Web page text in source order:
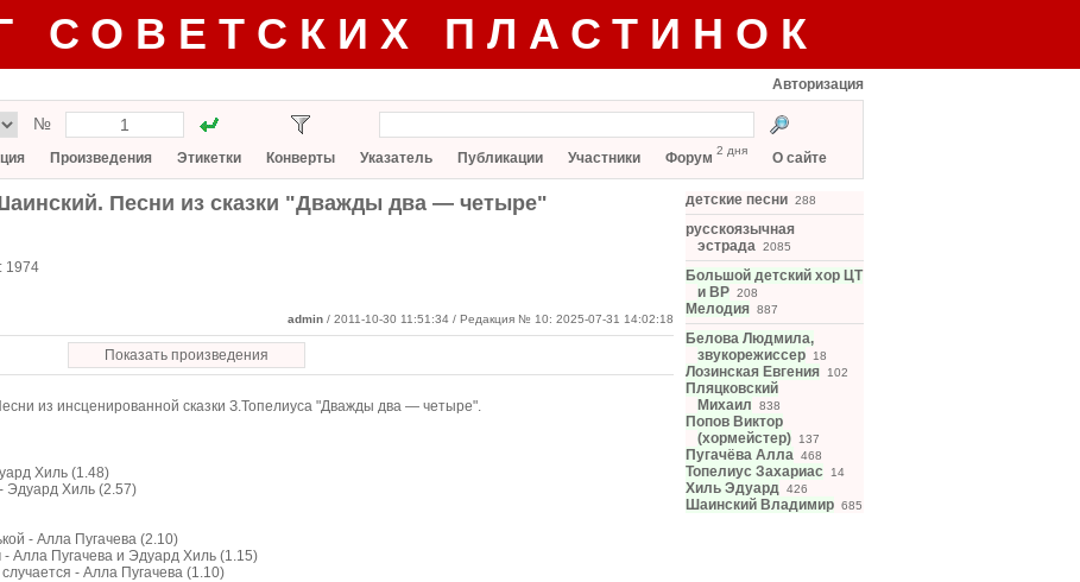
СОВЕТСКИХ ПЛАСТИНОК
Авторизация
№
Произведения Этикетки Конверты Указатель Публикации Участники Форум 2 дня О сайте
Песни из сказки "Дважды два — четыре"
1974
admin / 2011-10-30 11:51:34 / Редакция № 10: 2025-07-31 14:02:18
Показать произведения
из инсценированной сказки З.Топелиуса "Дважды два — четыре".
Хиль (1.48)
Хиль (2.57)
- Алла Пугачева (2.10)
Алла Пугачева и Эдуард Хиль (1.15)
- Алла Пугачева (1.10)
детские песни 288
русскоязычная
эстрада 2085
Большой детский хор ЦТ
и ВР 208
Мелодия 887
Белова Людмила,
звукорежиссер 18
Лозинская Евгения 102
Пляцковский
Михаил 838
Попов Виктор
(хормейстер) 137
Пугачёва Алла 468
Топелиус Захариас 14
Хиль Эдуард 426
Шаинский Владимир 685